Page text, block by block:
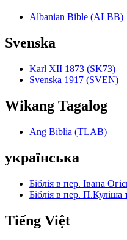
Albanian Bible (ALBB)
Svenska
Karl XII 1873 (SK73)
Svenska 1917 (SVEN)
Wikang Tagalog
Ang Biblia (TLAB)
українська
Біблія в пер. Івана
Біблія в пер.
Tiếng Việt